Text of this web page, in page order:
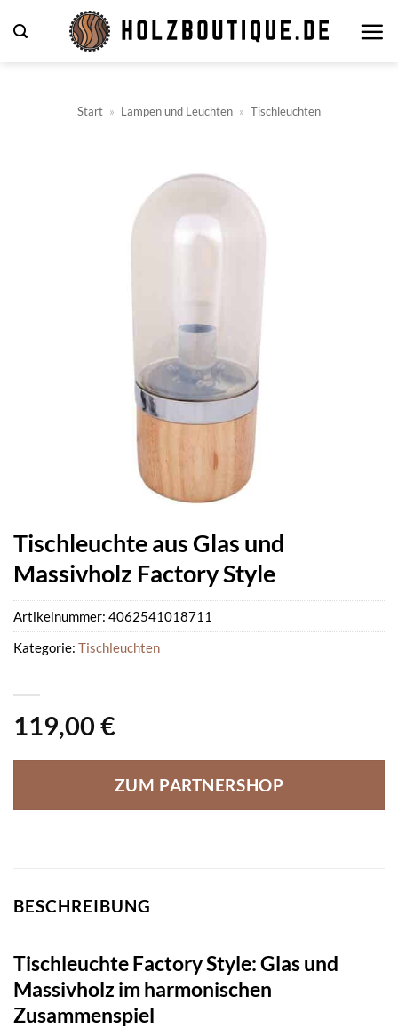
Inhalt
Start » Lampen und Leuchten » Tischleuchten
Tischleuchte aus Glas und
Massivholz Factory Style
119,00 €
ZUM PARTNERSHOP
Artikelnummer: 4062541018711
Kategorie: Tischleuchten
BESCHREIBUNG
Tischleuchte Factory Style: Glas und
Massivholz im harmonischen
Zusammenspiel